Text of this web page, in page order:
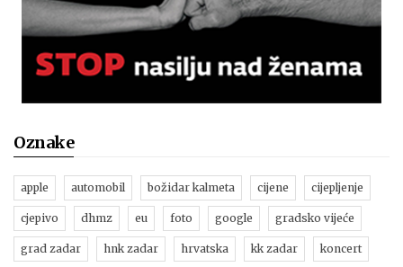
Oznake
apple automobil božidar kalmeta cijene cijepljenje
cjepivo dhmz eu foto google gradsko vijeće
grad zadar hnk zadar hrvatska kk zadar koncert